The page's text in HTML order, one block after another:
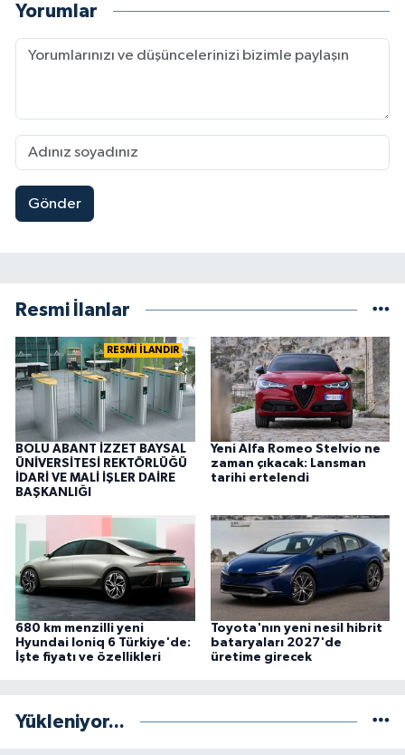
Yorumlar
Gönder
Resmi İlanlar
RESMİ İLANDIR
BOLU ABANT İZZET BAYSAL
ÜNİVERSİTESİ REKTÖRLÜĞÜ
İDARİ VE MALİ İŞLER DAİRE
BAŞKANLIĞI
Yeni Alfa Romeo Stelvio ne
zaman çıkacak: Lansman
tarihi ertelendi
680 km menzilli yeni
Hyundai Ioniq 6 Türkiye'de:
İşte fiyatı ve özellikleri
Toyota'nın yeni nesil hibrit
bataryaları 2027'de
üretime girecek
Yükleniyor...